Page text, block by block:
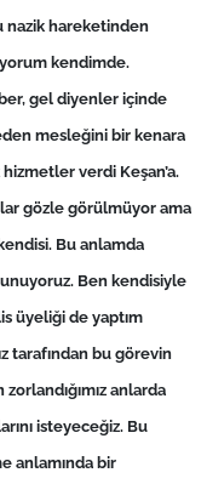
nazik hareketinden
kendimde.
gel diyenler içinde
mesleğini bir kenara
verdi Keşan’a.
gözle görülmüyor ama
Bu anlamda
Ben kendisiyle
üyeliği de yaptım
tarafından bu görevin
zorlandığımız anlarda
isteyeceğiz. Bu
anlamında bir